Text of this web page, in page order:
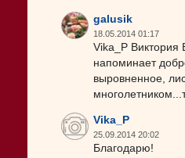
galusik
18.05.2014 01:17
Vika_P Виктория
напоминает
выровненное,
Vika_P
25.09.2014 20:02
Благодарю!